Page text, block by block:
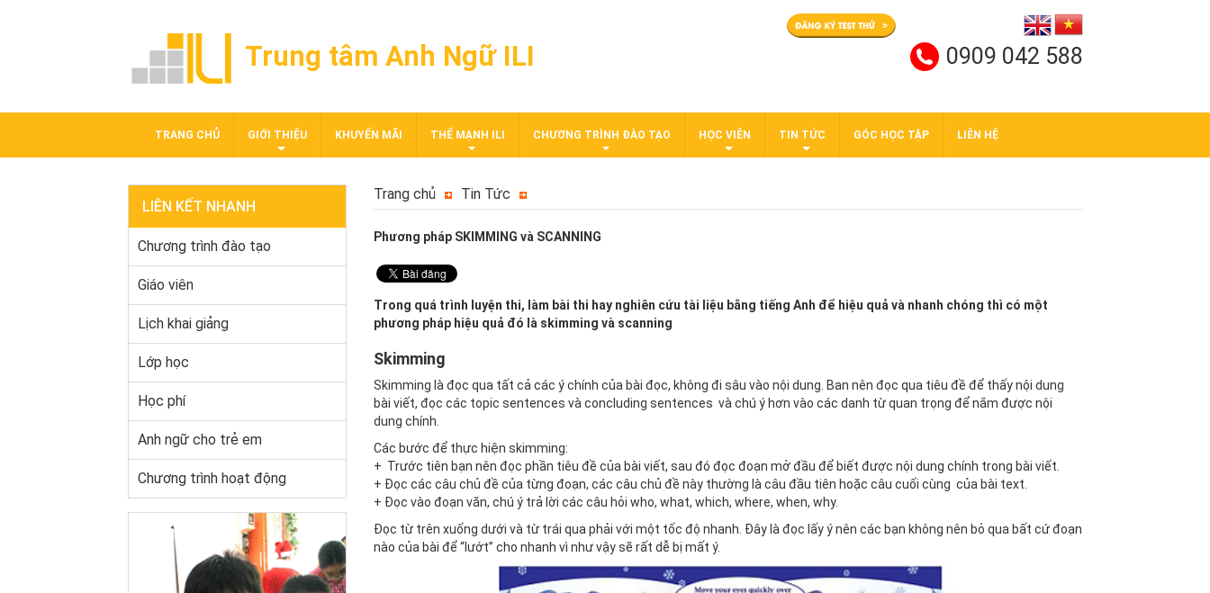
Trung tâm Anh Ngữ ILI 0909 042 588
TRANG CHỦ GIỚI THIỆU KHUYẾN MÃI THẾ MẠNH ILI CHƯƠNG TRÌNH ĐÀO TẠO HỌC VIÊN TIN TỨC GÓC HỌC TẬP LIÊN HỆ
LIÊN KẾT NHANH
Chương trình đào tạo
Giáo viên
Lịch khai giảng
Lớp học
Học phí
Anh ngữ cho trẻ em
Chương trình hoạt động
Trang chủ Tin Tức
Phương pháp SKIMMING và SCANNING
Trong quá trình luyện thi, làm bài thi hay nghiên cứu tài liệu bằng tiếng Anh để hiệu quả và nhanh chóng thì có một
phương pháp hiệu quả đó là skimming và scanning
Skimming
Skimming là đọc qua tất cả các ý chính của bài đọc, không đi sâu vào nội dung. Ban nên đọc qua tiêu đề để thấy nội dung
bài viết, đọc các topic sentences và concluding sentences và chú ý hơn vào các danh từ quan trọng để nắm được nội
dung chính.
Các bước để thực hiện skimming:
+ Trước tiên bạn nên đọc phần tiêu đề của bài viết, sau đó đọc đoạn mở đầu để biết được nội dung chính trong bài viết.
+ Đọc các câu chủ đề của từng đoạn, các câu chủ đề này thường là câu đầu tiên hoặc câu cuối cùng của bài text.
+ Đọc vào đoạn văn, chú ý trả lời các câu hỏi who, what, which, where, when, why.
Đọc từ trên xuống dưới và từ trái qua phải với một tốc độ nhanh. Đây là đọc lấy ý nên các bạn không nên bỏ qua bất cứ đoạn
nào của bài để “lướt” cho nhanh vì như vậy sẽ rất dễ bị mất ý.